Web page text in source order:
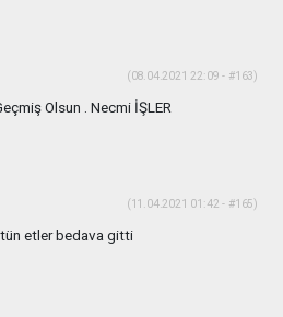
(08.04.2021 22:09 - #163)
Olsun . Necmi İŞLER
(11.04.2021 01:42 - #165)
etler bedava gitti